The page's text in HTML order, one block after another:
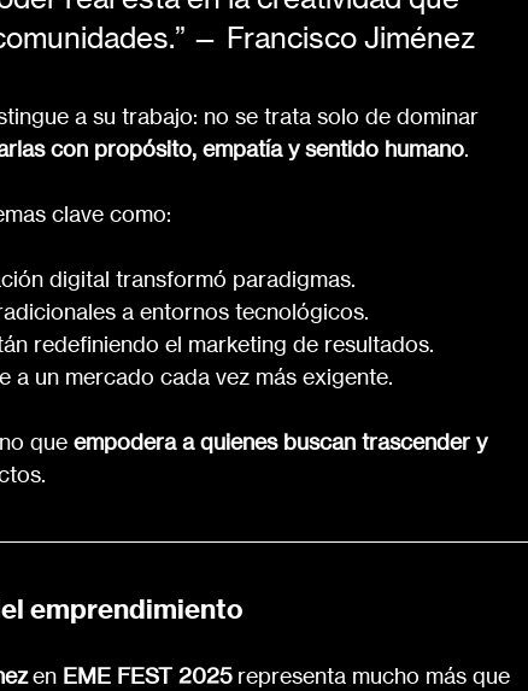
— Francisco Jiménez
a su trabajo: no se trata solo de dominar
con propósito, empatía y sentido humano.
clave como:
digital transformó paradigmas.
a entornos tecnológicos.
redefiniendo el marketing de resultados.
a un mercado cada vez más exigente.
que empodera a quienes buscan trascender y
emprendimiento
en EME FEST 2025 representa mucho más que